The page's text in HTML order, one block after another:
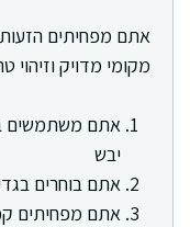
אתם מפחיתים
מקומי מדויק וזיהוי
אתם משתמשים
יבש
אתם בוחרים
אתם מפחיתים